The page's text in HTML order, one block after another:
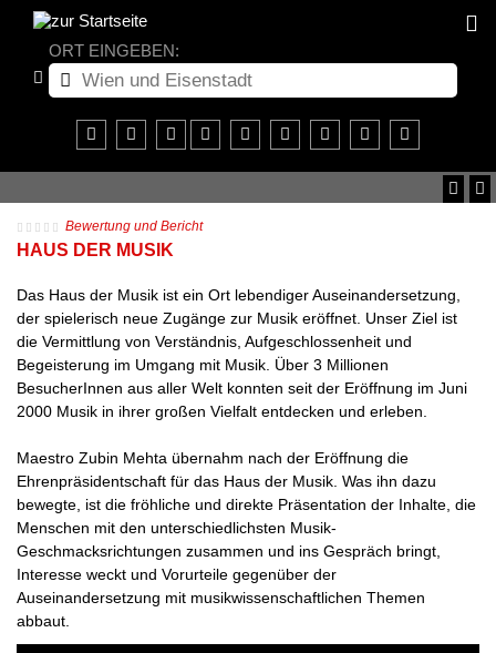
ORT EINGEBEN:
Bewertung und Bericht
HAUS DER MUSIK
Das Haus der Musik ist ein Ort lebendiger Auseinandersetzung,
der spielerisch neue Zugänge zur Musik eröffnet. Unser Ziel ist
die Vermittlung von Verständnis, Aufgeschlossenheit und
Begeisterung im Umgang mit Musik. Über 3 Millionen
BesucherInnen aus aller Welt konnten seit der Eröffnung im Juni
2000 Musik in ihrer großen Vielfalt entdecken und erleben.
Maestro Zubin Mehta übernahm nach der Eröffnung die
Ehrenpräsidentschaft für das Haus der Musik. Was ihn dazu
bewegte, ist die fröhliche und direkte Präsentation der Inhalte, die
Menschen mit den unterschiedlichsten Musik-
Geschmacksrichtungen zusammen und ins Gespräch bringt,
Interesse weckt und Vorurteile gegenüber der
Auseinandersetzung mit musikwissenschaftlichen Themen
abbaut.